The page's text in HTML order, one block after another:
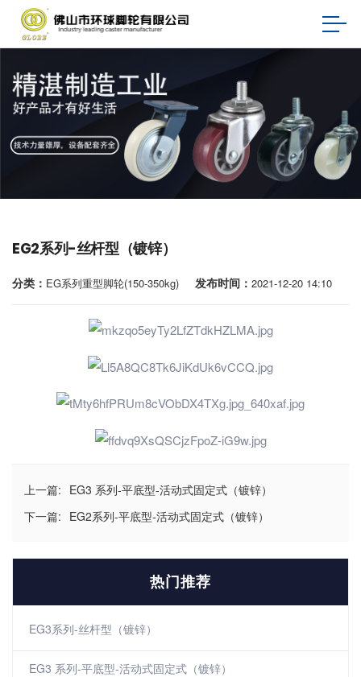
EG2系列-丝杆型（镀锌）
分类： EG系列重型脚轮(150-350kg) 发布时间： 2021-12-20 14:10
上一篇: EG3 系列-平底型-活动式固定式（镀锌）
下一篇: EG2系列-平底型-活动式固定式（镀锌）
热门推荐
EG3系列-丝杆型（镀锌）
EG3 系列-平底型-活动式固定式（镀锌）